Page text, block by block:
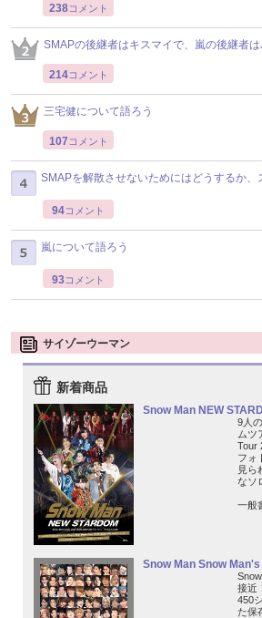
238コメント
SMAPの後継者はキスマイで、嵐の後継者は
214コメント
三宅健について語ろう
107 コメント
SMAPを解散させないためにはどうするか、
94コメント
嵐について語ろう
93コメント
サイゾーウーマン
新着商品
Snow Man NEW
9人
ムツ
Tour
フォ
見ら
なソ
一般
Snow Man Snow
接近
450
た保